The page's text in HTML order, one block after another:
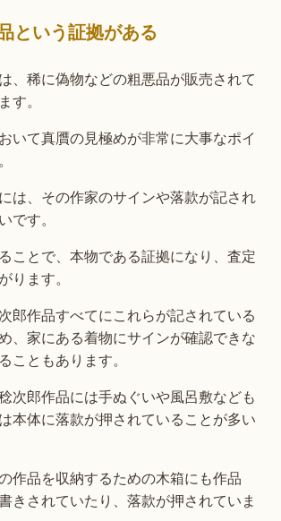
という証拠がある
、稀に偽物などの粗悪品が販売されて
す。
いて真贋の見極めが非常に大事なポイ
は、その作家のサインや落款が記され
です。
ことで、本物である証拠になり、査定
ります。
郎作品すべてにこれらが記されている
、家にある着物にサインが確認できな
こともあります。
次郎作品には手ぬぐいや風呂敷なども
本体に落款が押されていることが多い
作品を収納するための木箱にも作品
きされていたり、落款が押されていま